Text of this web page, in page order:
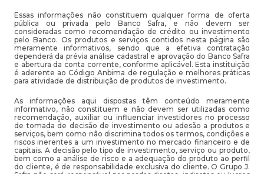
Essas informações não constituem qualquer forma de oferta
pública ou privada pelo Banco Safra, e não devem ser
consideradas como recomendação de crédito ou investimento
pelo Banco. Os produtos e serviços contidos nesta página são
meramente informativos, sendo que a efetiva contratação
dependerá da prévia análise cadastral e aprovação do Banco Safra
e abertura da conta corrente, conforme aplicável. Esta instituição
é aderente ao Código Anbima de regulação e melhores práticas
para atividade de distribuição de produtos de investimento.
As informações aqui dispostas têm conteúdo meramente
informativo, não constituem e não devem ser utilizadas como
recomendação, auxiliar ou influenciar investidores no processo
de tomada de decisão de investimento ou adesão a produtos e
serviços, bem como não discrimina todos os termos, condições e
riscos inerentes a um investimento no mercado financeiro e de
capitais. A decisão pelo tipo de investimento, serviço ou produto,
bem como a análise de risco e a adequação do produto ao perfil
do cliente, é de responsabilidade exclusiva do cliente. O Grupo J.